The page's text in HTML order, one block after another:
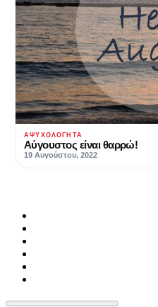
ΑΨΥΧΟΛΌΓΗΤΑ
Αύγουστος είναι θαρρώ!
19 Αυγούστου, 2022